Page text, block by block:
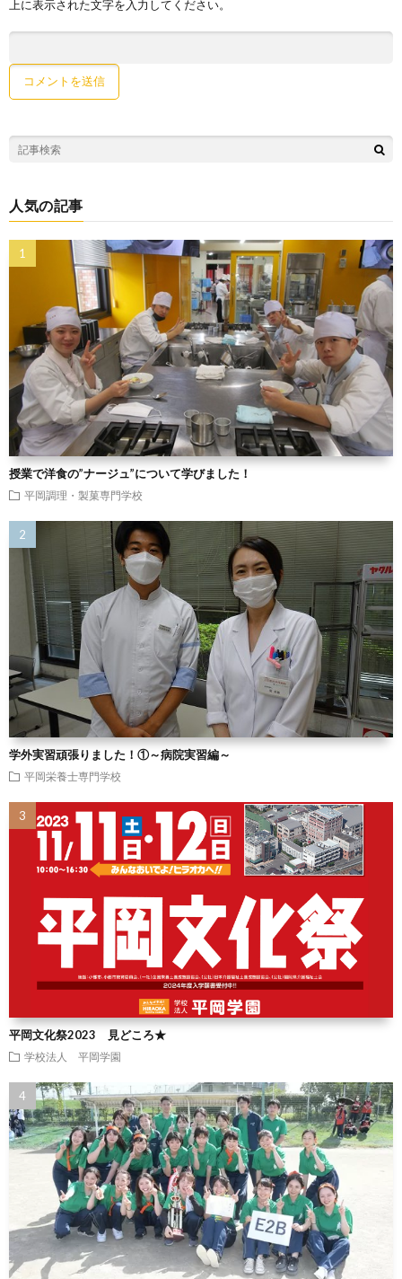
上に表示された文字を入力してください。
人気の記事
授業で洋食の”ナージュ”について学びました！
平岡調理・製菓専門学校
学外実習頑張りました！①～病院実習編～
平岡栄養士専門学校
平岡文化祭2023 見どころ★
学校法人 平岡学園